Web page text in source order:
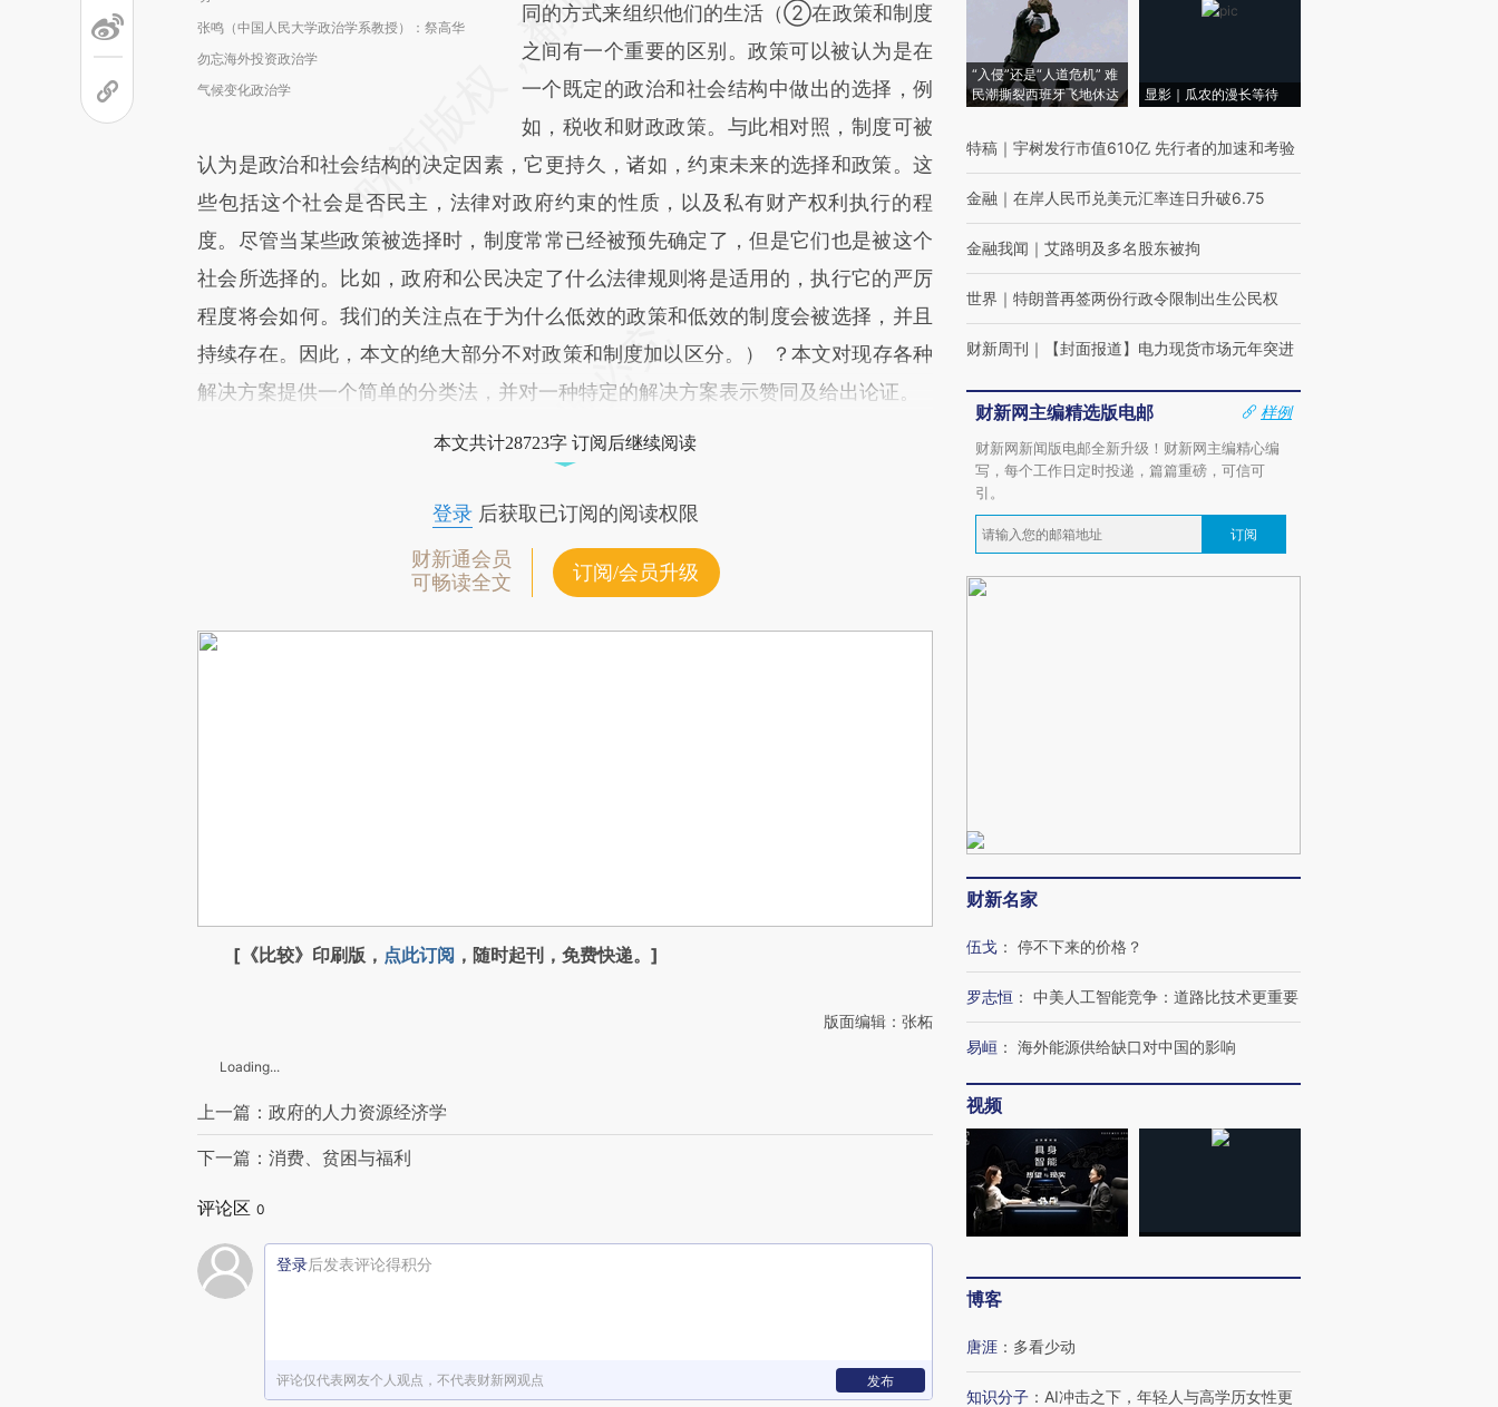
张鸣（中国人民大学政治学系教授）：祭高华
勿忘海外投资政治学
气候变化政治学
同的方式来组织他们的生活（②在政策和制度
之间有一个重要的区别。政策可以被认为是在
一个既定的政治和社会结构中做出的选择，例
如，税收和财政政策。与此相对照，制度可被
认为是政治和社会结构的决定因素，它更持久，诸如，约束未来的选择和政策。这
些包括这个社会是否民主，法律对政府约束的性质，以及私有财产权利执行的程
度。尽管当某些政策被选择时，制度常常已经被预先确定了，但是它们也是被这个
社会所选择的。比如，政府和公民决定了什么法律规则将是适用的，执行它的严厉
程度将会如何。我们的关注点在于为什么低效的政策和低效的制度会被选择，并且
持续存在。因此，本文的绝大部分不对政策和制度加以区分。） ？本文对现存各种
解决方案提供一个简单的分类法，并对一种特定的解决方案表示赞同及给出论证。
本文共计28723字 订阅后继续阅读
登录后获取已订阅的阅读权限
财新通会员
可畅读全文
订阅/会员升级
[《比较》印刷版， 点此订阅 ，随时起刊，免费快递。]
版面编辑：张柘
Loading...
上一篇：政府的人力资源经济学
下一篇：消费、贫困与福利
评论区 0
登录后发表评论得积分
评论仅代表网友个人观点，不代表财新网观点 发布
“入侵”还是“人道危机” 难
民潮撕裂西班牙飞地休达
显影｜瓜农的漫长等待
特稿 ｜ 宇树发行市值610亿 先行者的加速和考验
金融 ｜ 在岸人民币兑美元汇率连日升破6.75
金融我闻 ｜ 艾路明及多名股东被拘
世界 ｜ 特朗普再签两份行政令限制出生公民权
财新周刊 ｜ 【封面报道】电力现货市场元年突进
财新网主编精选版电邮
样例
财新网新闻版电邮全新升级！财新网主编精心编
写，每个工作日定时投递，篇篇重磅，可信可
引。
订阅
财新名家
伍戈 ： 停不下来的价格？
罗志恒 ： 中美人工智能竞争：道路比技术更重要
易峘 ： 海外能源供给缺口对中国的影响
视频
博客
唐涯 ： 多看少动
知识分子 ： AI冲击之下，年轻人与高学历女性更